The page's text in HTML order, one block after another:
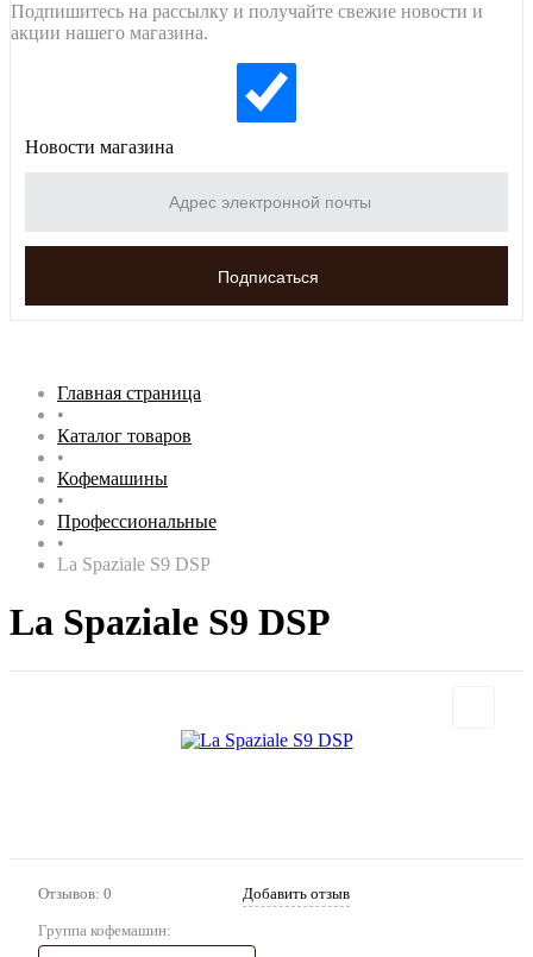
Подпишитесь на рассылку и получайте свежие новости и
акции нашего магазина.
Новости магазина
Главная страница
•
Каталог товаров
•
Кофемашины
•
Профессиональные
•
La Spaziale S9 DSP
La Spaziale S9 DSP
Отзывов: 0 Добавить отзыв
Группа кофемашин: